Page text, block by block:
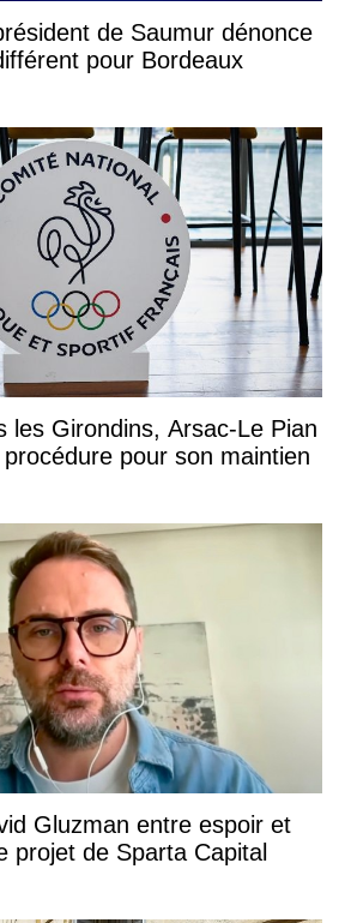
de Saumur dénonce
pour Bordeaux
les Girondins, Arsac-Le Pian
pour son maintien
Gluzman entre espoir et
projet de Sparta Capital